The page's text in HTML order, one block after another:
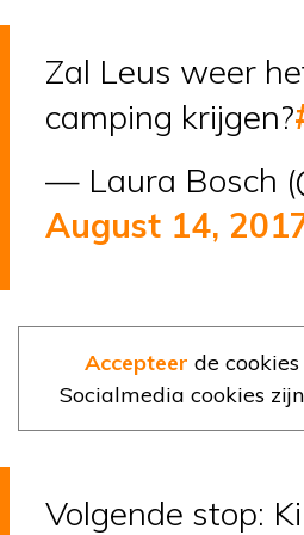
Zal Leus weer
camping krijgen?
— Laura Bosch
August 14,
Accepteer de
Socialmedia cookies
Volgende stop: